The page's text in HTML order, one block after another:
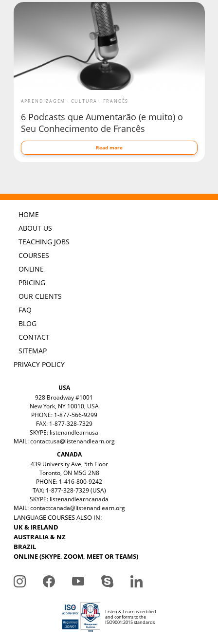
APRENDIZAGEM CULTURA FRANCÊS
6 Podcasts que Aumentarão (e muito) o
Seu Conhecimento de Francês
Read more
HOME
ABOUT US
TEACHING JOBS
COURSES
ONLINE
PRICING
OUR CLIENTS
FAQ
BLOG
CONTACT
SITEMAP
PRIVACY POLICY
USA
928 Broadway #1001
New York, NY 10010, USA
PHONE: 1-877-566-9299
FAX: 1-877-328-7329
SKYPE: listenandlearnusa
MAIL:contactusa@listenandlearn.org
CANADA
439 University Ave, 5th Floor
Toronto, ON M5G 2N8
PHONE: 1-416-800-9242
TAX: 1-877-328-7329 (USA)
SKYPE: listenandlearncanada
MAIL:contactcanada@listenandlearn.org
LANGUAGE COURSES ALSO IN:
UK & IRELAND
AUSTRALIA & NZ
BRAZIL
ONLINE (SKYPE, ZOOM, MEET OR TEAMS)